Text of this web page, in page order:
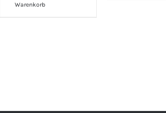
Warenkorb